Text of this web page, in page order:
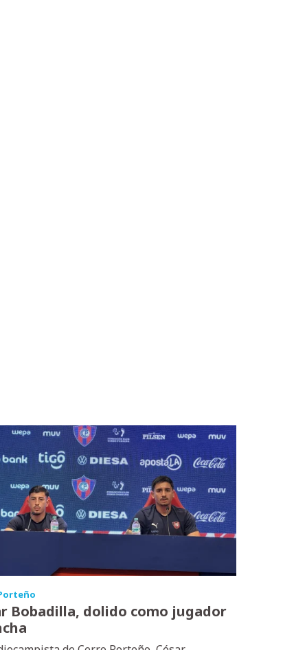
Bobadilla, dolido como jugador